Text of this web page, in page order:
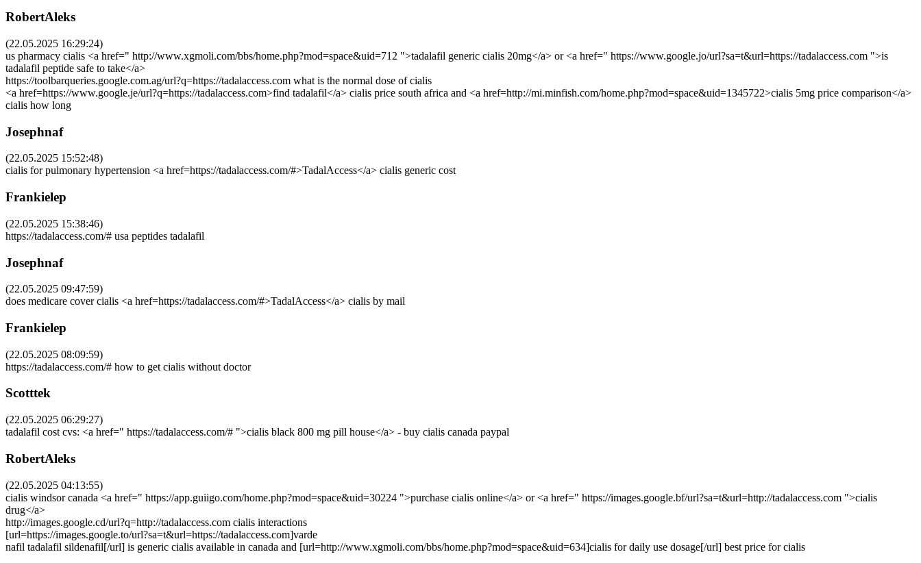
RobertAleks
(22.05.2025 16:29:24)
us pharmacy cialis <a href=" http://www.xgmoli.com/bbs/home.php?mod=space&uid=712 ">tadalafil generic cialis 20mg</a> or <a href=" https://www.google.jo/url?sa=t&url=https://tadalaccess.com ">is
tadalafil peptide safe to take</a>
https://toolbarqueries.google.com.ag/url?q=https://tadalaccess.com what is the normal dose of cialis
<a href=https://www.google.je/url?q=https://tadalaccess.com>find tadalafil</a> cialis price south africa and <a href=http://mi.minfish.com/home.php?mod=space&uid=1345722>cialis 5mg price comparison</a>
cialis how long
Josephnaf
(22.05.2025 15:52:48)
cialis for pulmonary hypertension <a href=https://tadalaccess.com/#>TadalAccess</a> cialis generic cost
Frankielep
(22.05.2025 15:38:46)
https://tadalaccess.com/# usa peptides tadalafil
Josephnaf
(22.05.2025 09:47:59)
does medicare cover cialis <a href=https://tadalaccess.com/#>TadalAccess</a> cialis by mail
Frankielep
(22.05.2025 08:09:59)
https://tadalaccess.com/# how to get cialis without doctor
Scotttek
(22.05.2025 06:29:27)
tadalafil cost cvs: <a href=" https://tadalaccess.com/# ">cialis black 800 mg pill house</a> - buy cialis canada paypal
RobertAleks
(22.05.2025 04:13:55)
cialis windsor canada <a href=" https://app.guiigo.com/home.php?mod=space&uid=30224 ">purchase cialis online</a> or <a href=" https://images.google.bf/url?sa=t&url=http://tadalaccess.com ">cialis
drug</a>
http://images.google.cd/url?q=http://tadalaccess.com cialis interactions
[url=https://images.google.to/url?sa=t&url=https://tadalaccess.com]varde
nafil tadalafil sildenafil[/url] is generic cialis available in canada and [url=http://www.xgmoli.com/bbs/home.php?mod=space&uid=634]cialis for daily use dosage[/url] best price for cialis